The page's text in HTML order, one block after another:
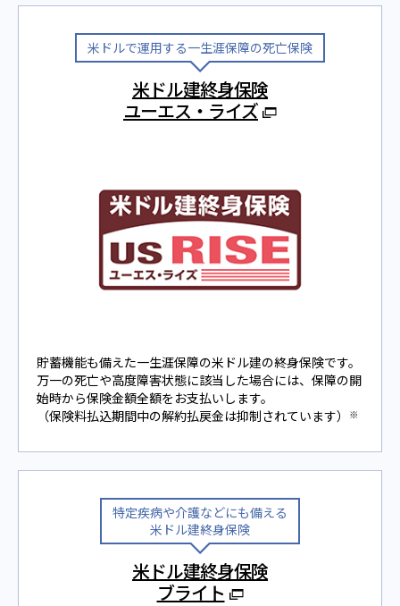
米ドルで運用する一生涯保障の死亡保険
米ドル建終身保険
ユーエス・ライズ
貯蓄機能も備えた一生涯保障の米ドル建の終身保険です。
万一の死亡や高度障害状態に該当した場合には、保障の開
始時から保険金額全額をお支払いします。
（保険料払込期間中の解約払戻金は抑制されています）
※
特定疾病や介護などにも備える
米ドル建終身保険
米ドル建終身保険
ブライト